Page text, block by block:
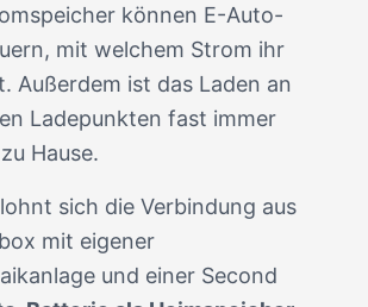
können E-Auto-
mit welchem Strom ihr
Außerdem ist das Laden an
Ladepunkten fast immer
Hause.
sich die Verbindung aus
mit eigener
und einer Second